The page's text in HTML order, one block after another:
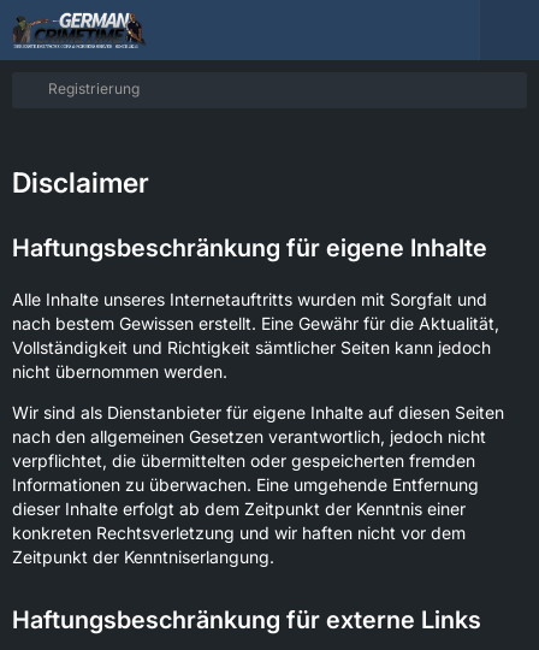
Registrierung
Disclaimer
Haftungsbeschränkung für eigene Inhalte
Alle Inhalte unseres Internetauftritts wurden mit Sorgfalt und
nach bestem Gewissen erstellt. Eine Gewähr für die Aktualität,
Vollständigkeit und Richtigkeit sämtlicher Seiten kann jedoch
nicht übernommen werden.
Wir sind als Dienstanbieter für eigene Inhalte auf diesen Seiten
nach den allgemeinen Gesetzen verantwortlich, jedoch nicht
verpflichtet, die übermittelten oder gespeicherten fremden
Informationen zu überwachen. Eine umgehende Entfernung
dieser Inhalte erfolgt ab dem Zeitpunkt der Kenntnis einer
konkreten Rechtsverletzung und wir haften nicht vor dem
Zeitpunkt der Kenntniserlangung.
Haftungsbeschränkung für externe Links